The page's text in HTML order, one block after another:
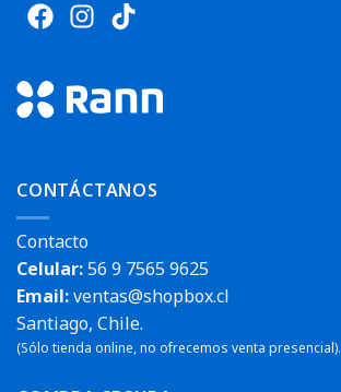
CONTÁCTANOS
Contacto
Celular:56 9 7565 9625
Email:ventas@shopbox.cl
Santiago, Chile.
(Sólo tienda online, no ofrecemos venta presencial).